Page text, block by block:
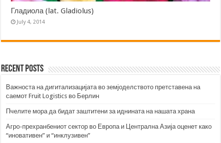
Гладиола (lat. Gladiolus)
July 4, 2014
Recent Posts
Важноста на дигитализацијата во земјоделството претставена на
саемот Fruit Logistics во Берлин
Пчелите мора да бидат заштитени за иднината на нашата храна
Агро-прехранбениот сектор во Европа и Централна Азија оценет како
“иновативен” и “инклузивен”